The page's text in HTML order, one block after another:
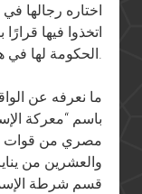
اختاره رجالها
اتخذوا فيها
ما نعرفه عن
مصري من قوات
قسم شرطة